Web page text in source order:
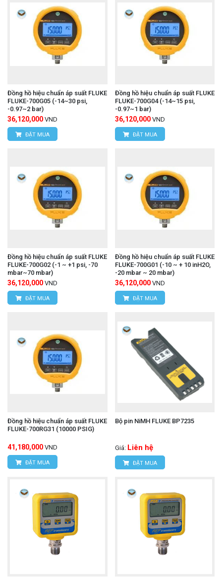
Đồng hồ hiệu chuẩn áp suất FLUKE
FLUKE-700G05 (-14~30 psi,
-0.97~2 bar)
36,120,000 VND
ĐẶT MUA
Đồng hồ hiệu chuẩn áp suất FLUKE
FLUKE-700G04 (-14~15 psi,
-0.97~1 bar)
36,120,000 VND
ĐẶT MUA
Đồng hồ hiệu chuẩn áp suất FLUKE
FLUKE-700G02 (-1 ~ +1 psi, -70
mbar~70 mbar)
36,120,000 VND
ĐẶT MUA
Đồng hồ hiệu chuẩn áp suất FLUKE
FLUKE-700G01 (-10 ~ + 10 inH2O,
-20 mbar ~ 20 mbar)
36,120,000 VND
ĐẶT MUA
Đồng hồ hiệu chuẩn áp suất FLUKE
FLUKE-700RG31 (10000 PSIG)
41,180,000 VND
ĐẶT MUA
Bộ pin NiMH FLUKE BP7235
Giá: Liên hệ
ĐẶT MUA